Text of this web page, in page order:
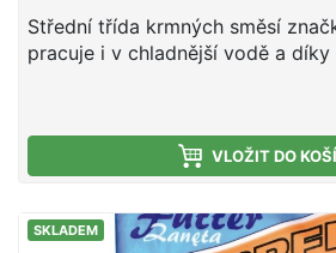
Střední třída krmných směsí
pracuje i v chladnější vodě a
pravou směs pro daný revír či
poměru ceny a nabízené kvality
hledají konkurenci -
pečivo Mletá obilná zrna Drcená
Aromata Vysoký obsah proteinů
směs s příchutí vanilka, která je
VLOŽIT DO
SKLADEM